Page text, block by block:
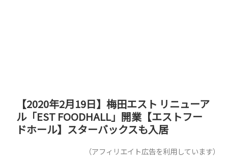
【2020年2月19日】梅田エスト リニューア
ル「EST FOODHALL」開業【エストフー
ドホール】スターバックスも入居
（アフィリエイト広告を利用しています）